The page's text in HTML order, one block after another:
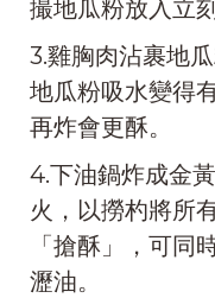
撮地瓜粉放入立
3.雞胸肉沾裹地
地瓜粉吸水變得
再炸會更酥。
4.下油鍋炸成金
火，以撈杓將所
「搶酥」，可同
瀝油。